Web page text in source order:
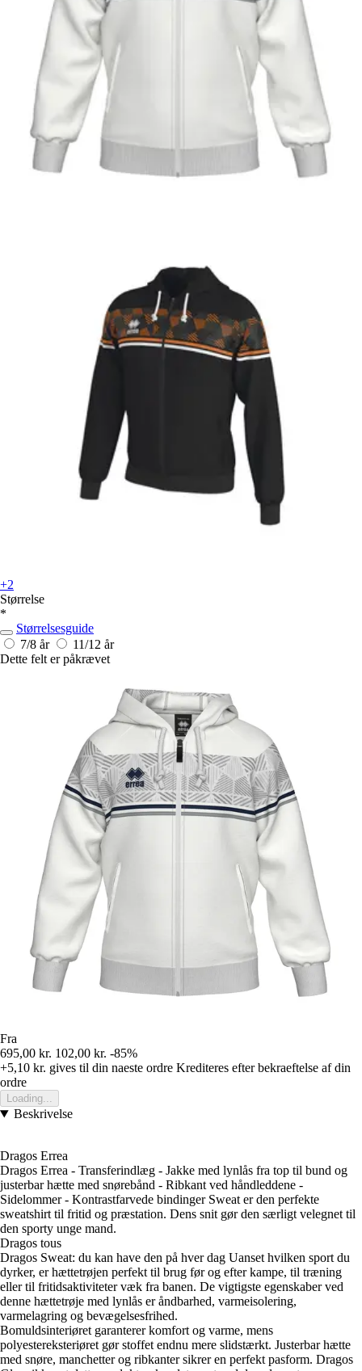
+2
Størrelse
*
Størrelsesguide
7/8 år
11/12 år
Dette felt er påkrævet
Fra
695,00 kr. 102,00 kr. -85%
+5,10 kr. gives til din naeste ordre Krediteres efter bekraeftelse af din
ordre
Loading...
Beskrivelse
Dragos Errea
Dragos Errea - Transferindlæg - Jakke med lynlås fra top til bund og
justerbar hætte med snørebånd - Ribkant ved håndleddene -
Sidelommer - Kontrastfarvede bindinger Sweat er den perfekte
sweatshirt til fritid og præstation. Dens snit gør den særligt velegnet til
den sporty unge mand.
Dragos tous
Dragos Sweat: du kan have den på hver dag Uanset hvilken sport du
dyrker, er hættetrøjen perfekt til brug før og efter kampe, til træning
eller til fritidsaktiviteter væk fra banen. De vigtigste egenskaber ved
denne hættetrøje med lynlås er åndbarhed, varmeisolering,
varmelagring og bevægelsesfrihed.
Bomuldsinteriøret garanterer komfort og varme, mens
polyestereksteriøret gør stoffet endnu mere slidstærkt. Justerbar hætte
med snøre, manchetter og ribkanter sikrer en perfekt pasform. Dragos